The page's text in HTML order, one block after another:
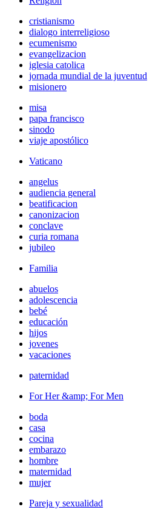
cristianismo
dialogo interreligioso
ecumenismo
evangelizacion
iglesia catolica
jornada mundial de la juventud
misionero
misa
papa francisco
sinodo
viaje apostólico
Vaticano
angelus
audiencia general
beatificacion
canonizacion
conclave
curia romana
jubileo
Familia
abuelos
adolescencia
bebé
educación
hijos
jovenes
vacaciones
paternidad
For Her &amp; For Men
boda
casa
cocina
embarazo
hombre
maternidad
mujer
Pareja y sexualidad